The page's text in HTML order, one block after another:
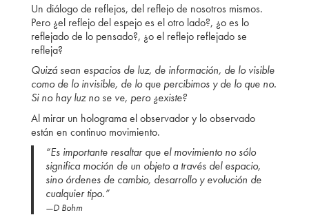
Un diálogo de reflejos, del reflejo de nosotros mismos.
Pero ¿el reflejo del espejo es el otro lado?, ¿o es lo
reflejado de lo pensado?, ¿o el reflejo reflejado se
refleja?
Quizá sean espacios de luz, de información, de lo visible
como de lo invisible, de lo que percibimos y de lo que no.
Si no hay luz no se ve, pero ¿existe?
Al mirar un holograma el observador y lo observado
están en continuo movimiento.
“Es importante resaltar que el movimiento no sólo
significa moción de un objeto a través del espacio,
sino órdenes de cambio, desarrollo y evolución de
cualquier tipo.”
—D Bohm